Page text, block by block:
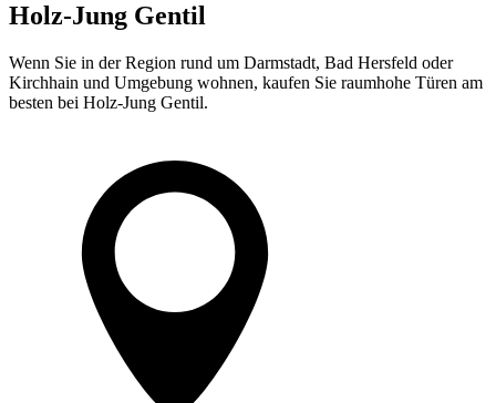
Holz-Jung Gentil
Wenn Sie in der Region rund um Darmstadt, Bad Hersfeld oder
Kirchhain und Umgebung wohnen, kaufen Sie raumhohe Türen am
besten bei Holz-Jung Gentil.